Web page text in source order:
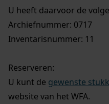
U heeft daarvoor de
Archiefnummer: 0717
Inventarisnummer: 11
Reserveren:
U kunt de gewenste
website van het WFA.